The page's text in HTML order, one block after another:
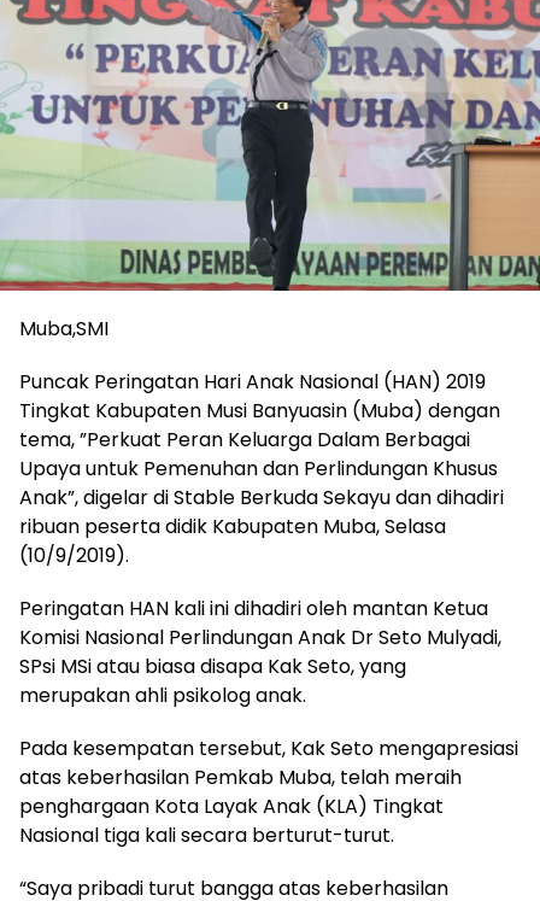
Muba,SMI
Puncak Peringatan Hari Anak Nasional (HAN) 2019
Tingkat Kabupaten Musi Banyuasin (Muba) dengan
tema, ”Perkuat Peran Keluarga Dalam Berbagai
Upaya untuk Pemenuhan dan Perlindungan Khusus
Anak”, digelar di Stable Berkuda Sekayu dan dihadiri
ribuan peserta didik Kabupaten Muba, Selasa
(10/9/2019).
Peringatan HAN kali ini dihadiri oleh mantan Ketua
Komisi Nasional Perlindungan Anak Dr Seto Mulyadi,
SPsi MSi atau biasa disapa Kak Seto, yang
merupakan ahli psikolog anak.
Pada kesempatan tersebut, Kak Seto mengapresiasi
atas keberhasilan Pemkab Muba, telah meraih
penghargaan Kota Layak Anak (KLA) Tingkat
Nasional tiga kali secara berturut-turut.
“Saya pribadi turut bangga atas keberhasilan